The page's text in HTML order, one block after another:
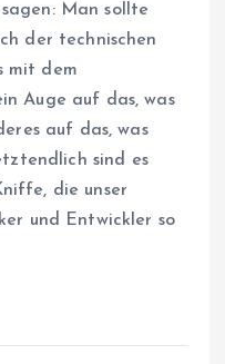
Man sollte
der technischen
mit dem
Auge auf das, was
auf das, was
sind es
die unser
und Entwickler so